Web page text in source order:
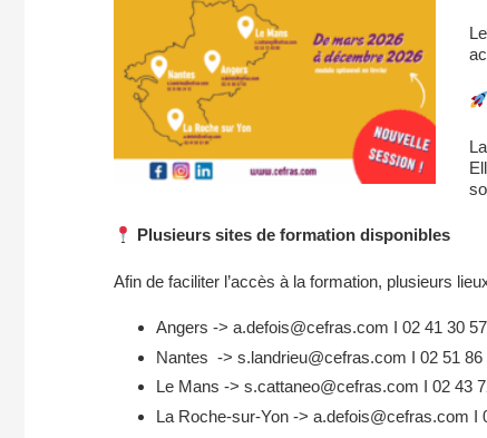
Plusieurs sites de formation disponibles
Afin de faciliter l’accès à la formation, plusieurs
Angers -> a.defois@cefras.com I 02 41 30
Nantes -> s.landrieu@cefras.com I 02 51 86
Le Mans -> s.cattaneo@cefras.com I 02 43
La Roche-sur-Yon -> a.defois@cefras.com I